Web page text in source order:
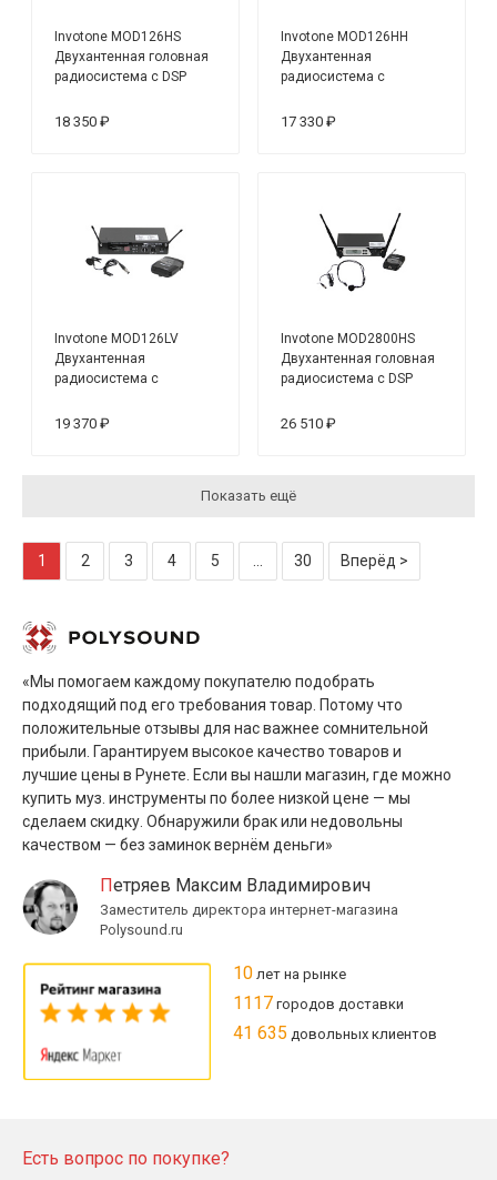
Invotone MOD126HS
Двухантенная головная
радиосистема с DSP
18 350 ₽
Invotone MOD126HH
Двухантенная
радиосистема с
17 330 ₽
Invotone MOD126LV
Двухантенная
радиосистема с
19 370 ₽
Invotone MOD2800HS
Двухантенная головная
радиосистема с DSP
26 510 ₽
Показать ещё
1 2 3 4 5 30 Вперёд >
«Мы помогаем каждому покупателю подобрать
подходящий под его требования товар. Потому что
положительные отзывы для нас важнее сомнительной
прибыли. Гарантируем высокое качество товаров и
лучшие цены в Рунете. Если вы нашли магазин, где можно
купить муз. инструменты по более низкой цене — мы
сделаем скидку. Обнаружили брак или недовольны
качеством — без заминок вернём деньги»
Петряев Максим Владимирович
Заместитель директора интернет-магазина
Polysound.ru
10 лет на рынке
1117 городов доставки
41 635 довольных клиентов
Есть вопрос по покупке?